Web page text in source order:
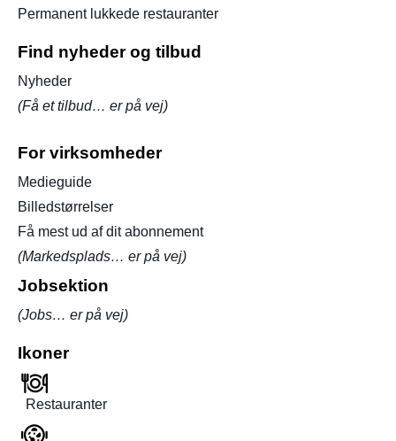
Permanent lukkede restauranter
Find nyheder og tilbud
Nyheder
(Få et tilbud… er på vej)
For virksomheder
Medieguide
Billedstørrelser
Få mest ud af dit abonnement
(Markedsplads… er på vej)
Jobsektion
(Jobs… er på vej)
Ikoner
Restauranter